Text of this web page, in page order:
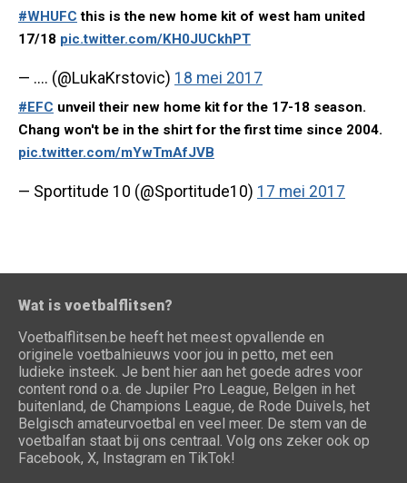
#WHUFC this is the new home kit of west ham united
17/18 pic.twitter.com/KH0JUCkhPT
— .... (@LukaKrstovic) 18 mei 2017
#EFC unveil their new home kit for the 17-18 season.
Chang won't be in the shirt for the first time since 2004.
pic.twitter.com/mYwTmAfJVB
— Sportitude 10 (@Sportitude10) 17 mei 2017
Wat is voetbalflitsen?
Voetbalflitsen.be heeft het meest opvallende en
originele voetbalnieuws voor jou in petto, met een
ludieke insteek. Je bent hier aan het goede adres voor
content rond o.a. de Jupiler Pro League, Belgen in het
buitenland, de Champions League, de Rode Duivels, het
Belgisch amateurvoetbal en veel meer. De stem van de
voetbalfan staat bij ons centraal. Volg ons zeker ook op
Facebook, X, Instagram en TikTok!